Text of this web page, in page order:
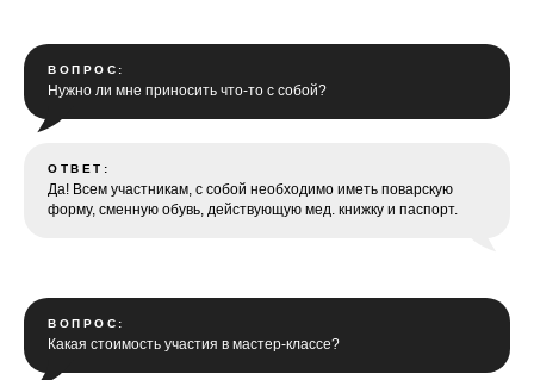
ВОПРОС:
Нужно ли мне приносить что-то с собой?
ОТВЕТ:
Да! Всем участникам, с собой необходимо иметь поварскую
форму, сменную обувь, действующую мед. книжку и паспорт.
ВОПРОС:
Какая стоимость участия в мастер-классе?